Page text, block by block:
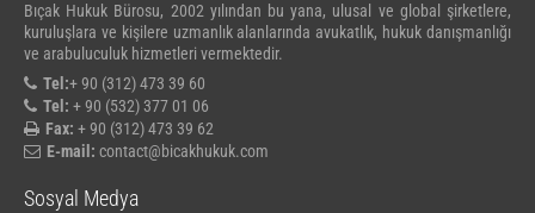
Bıçak Hukuk Bürosu, 2002 yılından bu yana, ulusal ve global şirketlere,
kuruluşlara ve kişilere uzmanlık alanlarında avukatlık, hukuk danışmanlığı
ve arabuluculuk hizmetleri vermektedir.
Tel:+ 90 (312) 473 39 60
Tel: + 90 (532) 377 01 06
Fax: + 90 (312) 473 39 62
E-mail: contact@bicakhukuk.com
Sosyal Medya